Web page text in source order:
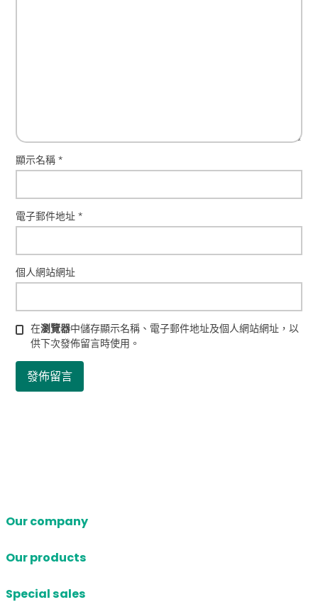
顯示名稱*
電子郵件地址*
個人網站網址
在瀏覽器中儲存顯示名稱、電子郵件地址及個人網站網址，以
供下次發佈留言時使用。
Our company
Our products
Special sales